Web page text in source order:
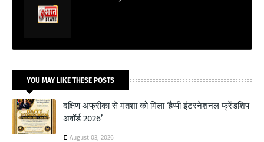
YOU MAY LIKE THESE POSTS
दक्षिण अफ्रीका से मंतशा को मिला ‘हैप्पी इंटरनेशनल फ्रेंडशिप
अवॉर्ड 2026’
August 03, 2026